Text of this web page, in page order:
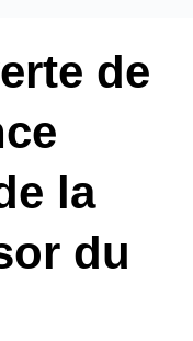
de
la
du